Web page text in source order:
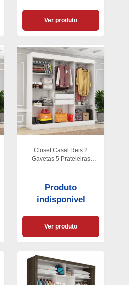
Ver produto
Closet Casal Reis 2
Gavetas 5 Prateleiras
Produto
indisponível
Ver produto